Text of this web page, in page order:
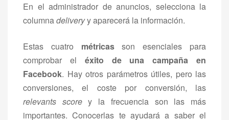
En el administrador de anuncios, selecciona la
columnadeliveryy aparecerá la información.
Estas cuatro métricasson esenciales para
comprobar el éxito de una campaña en
Facebook. Hay otros parámetros útiles, pero las
conversiones, el coste por conversión, las
relevants scorey la frecuencia son las más
importantes. Conocerlas te ayudará a saber el